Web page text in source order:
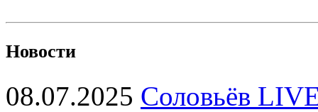
Новости
08.07.2025 Соловьёв